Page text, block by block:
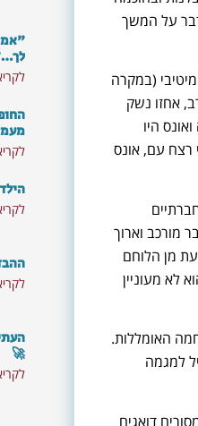
על המשך
(במקרה
אחזו נשק
היו
רצח עם, אונס
מורכב וארוך
מן הלוחם
לא מעוניין
האומללות.
למגמה
דואגים
🚀